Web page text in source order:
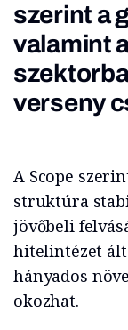
szerint a
valamint
verseny
A Scope
struktúra
jövőbeli
hitelintézet
hányados
okozhat.